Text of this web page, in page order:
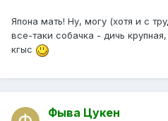
Япона мать! Ну, могу (хотя и с
все-таки собачка - дичь
кгыс
Фыва Цукен